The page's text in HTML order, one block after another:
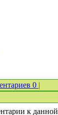
0 |
к